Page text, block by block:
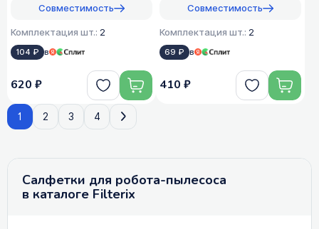
Совместимость
Комплектация шт.: 2
104 ₽ в
620 ₽
Совместимость
Комплектация шт.: 2
69 ₽ в
410 ₽
1 2 3 4
Салфетки для робота-пылесоса
в каталоге Filterix